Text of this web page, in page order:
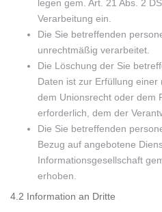
legen gem. Art. 21 Abs. 2
Verarbeitung ein.
Die Sie betreffenden
unrechtmäßig verarbeitet.
Die Löschung der Sie
Daten ist zur Erfüllung
dem Unionsrecht oder dem
erforderlich, dem der
Die Sie betreffenden
Bezug auf angebotene
Informationsgesellschaft
erhoben.
4.2 Information an Dritte